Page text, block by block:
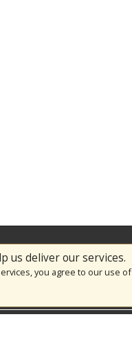
us deliver our services.
you agree to our use of
Σώμα